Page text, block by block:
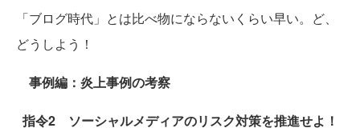
「ブログ時代」とは比べ物にならないくらい早い。ど、
どうしよう！
事例編：炎上事例の考察
指令2 ソーシャルメディアのリスク対策を推進せよ！